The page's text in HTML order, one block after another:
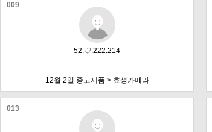
009
52.♡.222.214
12월 2일 중고제품 > 효성카메라
013